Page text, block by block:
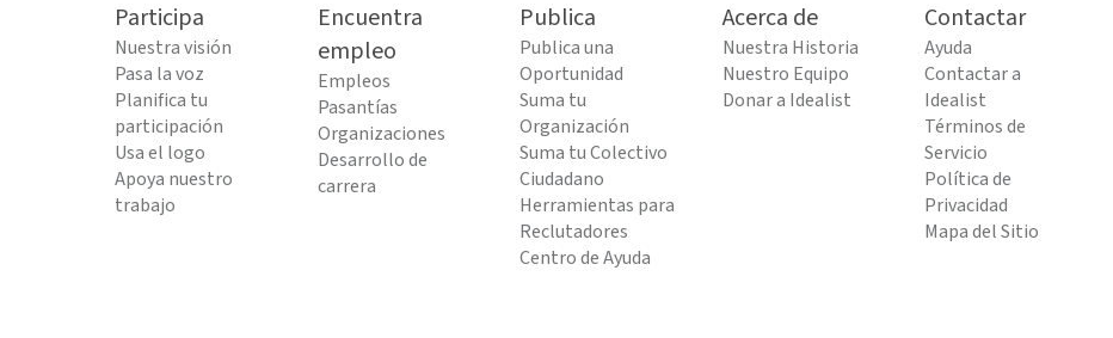
Participa
Nuestra visión
Pasa la voz
Planifica tu
participación
Usa el logo
Apoya nuestro
trabajo
Encuentra
empleo
Empleos
Pasantías
Organizaciones
Desarrollo de
carrera
Publica
Publica una
Oportunidad
Suma tu
Organización
Suma tu Colectivo
Ciudadano
Herramientas para
Reclutadores
Centro de Ayuda
Acerca de
Nuestra Historia
Nuestro Equipo
Donar a Idealist
Contactar
Ayuda
Contactar a
Idealist
Términos de
Servicio
Política de
Privacidad
Mapa del Sitio